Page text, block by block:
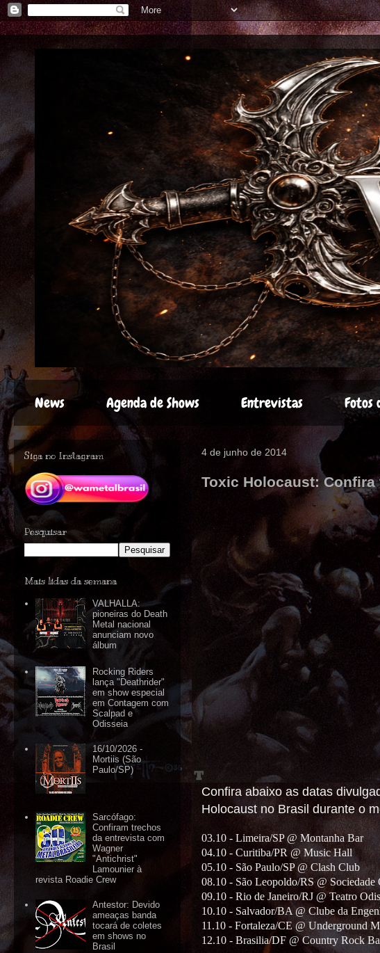
News Agenda de Shows Entrevistas Fotos
4 de junho de 2014
Toxic Holocaust:
Confira abaixo as datas
Holocaust no Brasil durante o
03.10 - Limeira/SP @ Montanha Bar
04.10 - Curitiba/PR @ Music Hall
05.10 - São Paulo/SP @ Clash Club
08.10 - São Leopoldo/RS @ Sociedade
09.10 - Rio de Janeiro/RJ @ Teatro
10.10 - Salvador/BA @ Clube da
11.10 - Fortaleza/CE @ Underground
12.10 - Brasilia/DF @ Country Rock
Siga no Instagram
Pesquisar
Mais lidas da semana
VALHALLA:
pioneiras do Death
Metal nacional
anunciam novo
álbum
Rocking Riders
lança "Deathrider"
em show especial
em Contagem com
Scalpad e
Odisseia
16/10/2026 -
Mortiis (São
Paulo/SP)
Sarcófago:
Confiram trechos
da entrevista com
Wagner
"Antichrist"
Lamounier à
revista Roadie Crew
Antestor: Devido
ameaças banda
tocará de coletes
em shows no
Brasil